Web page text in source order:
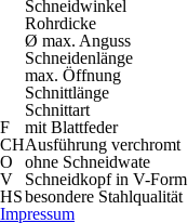
Schneidwinkel
Rohrdicke
Ø max. Anguss
Schneidenlänge
max. Öffnung
Schnittlänge
Schnittart
F
mit Blattfeder
CHAusführung verchromt
O
ohne Schneidwate
V
Schneidkopf in V-Form
HSbesondere Stahlqualität
Impressum